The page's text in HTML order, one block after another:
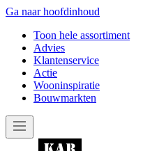
Ga naar hoofdinhoud
Toon hele assortiment
Advies
Klantenservice
Actie
Wooninspiratie
Bouwmarkten